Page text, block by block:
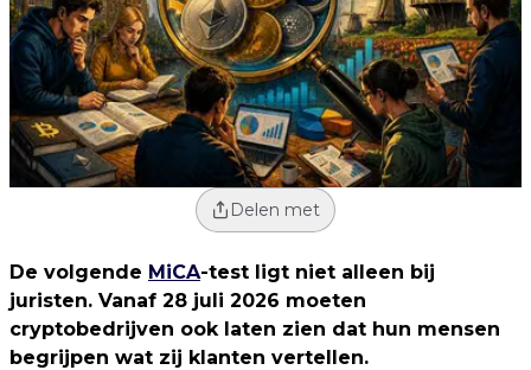
Delen met
De volgende MiCA-test ligt niet alleen bij
juristen. Vanaf 28 juli 2026 moeten
cryptobedrijven ook laten zien dat hun mensen
begrijpen wat zij klanten vertellen.